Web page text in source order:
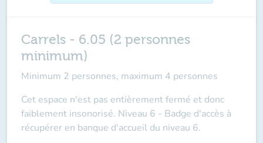
Carrels - 6.05 (2 personnes
minimum)
Minimum 2 personnes, maximum 4 personnes
Cet espace n'est pas entièrement fermé et donc
faiblement insonorisé. Niveau 6 - Badge d'accès à
récupérer en banque d'accueil du niveau 6.